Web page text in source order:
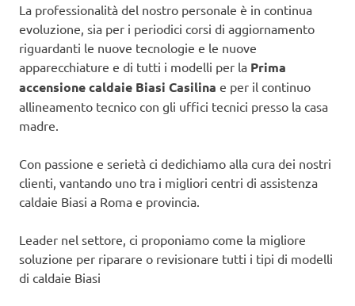
La professionalità del nostro personale è in continua
evoluzione, sia per i periodici corsi di aggiornamento
riguardanti le nuove tecnologie e le nuove
apparecchiature e di tutti i modelli per la Prima
accensione caldaie Biasi Casilina e per il continuo
allineamento tecnico con gli uffici tecnici presso la casa
madre.
Con passione e serietà ci dedichiamo alla cura dei nostri
clienti, vantando uno tra i migliori centri di assistenza
caldaie Biasi a Roma e provincia.
Leader nel settore, ci proponiamo come la migliore
soluzione per riparare o revisionare tutti i tipi di modelli
di caldaie Biasi